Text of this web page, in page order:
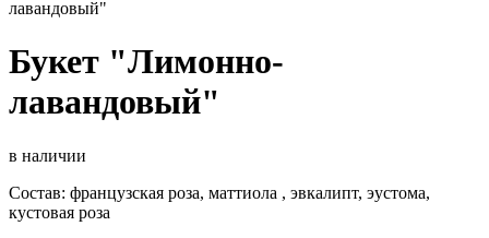
лавандовый"
Букет "Лимонно-
лавандовый"
в наличии
Состав: французская роза, маттиола , эвкалипт, эустома,
кустовая роза